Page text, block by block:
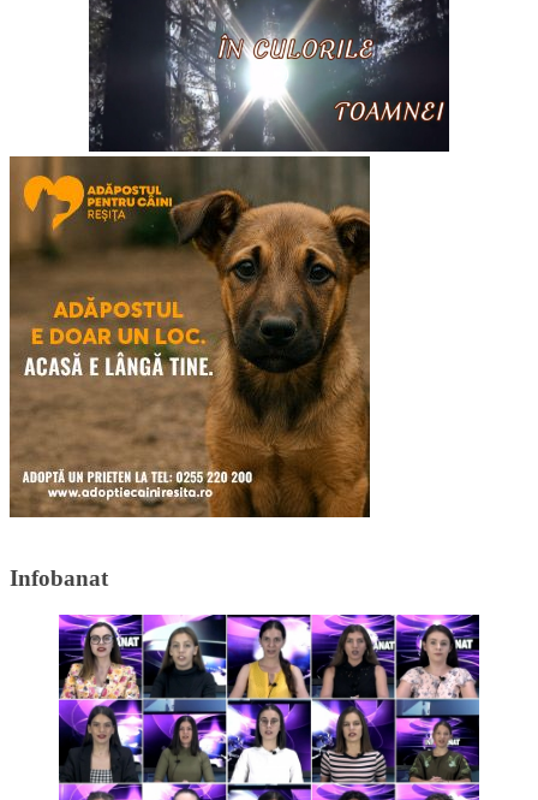
Infobanat